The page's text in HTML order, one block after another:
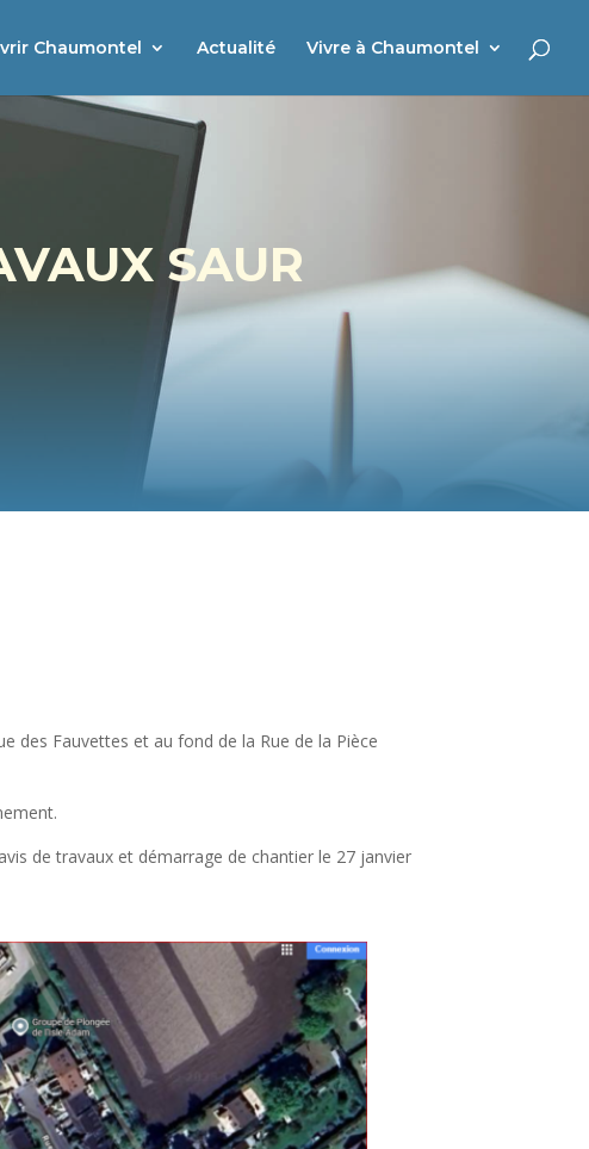
Chaumontel Actualité Vivre à Chaumontel
SAUR
des Fauvettes et au fond de la Rue de la Pièce
de travaux et démarrage de chantier le 27 janvier